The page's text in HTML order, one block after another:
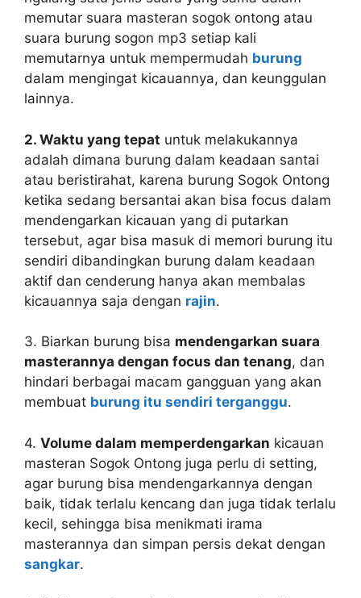
memutar suara masteran sogok ontong atau
suara burung sogon mp3 setiap kali
memutarnya untuk mempermudah burung
dalam mengingat kicauannya, dan keunggulan
lainnya.
2. Waktu yang tepat untuk melakukannya
adalah dimana burung dalam keadaan santai
atau beristirahat, karena burung Sogok Ontong
ketika sedang bersantai akan bisa focus dalam
mendengarkan kicauan yang di putarkan
tersebut, agar bisa masuk di memori burung itu
sendiri dibandingkan burung dalam keadaan
aktif dan cenderung hanya akan membalas
kicauannya saja dengan rajin.
3. Biarkan burung bisa mendengarkan suara
masterannya dengan focus dan tenang, dan
hindari berbagai macam gangguan yang akan
membuat burung itu sendiri terganggu.
4. Volume dalam memperdengarkan kicauan
masteran Sogok Ontong juga perlu di setting,
agar burung bisa mendengarkannya dengan
baik, tidak terlalu kencang dan juga tidak terlalu
kecil, sehingga bisa menikmati irama
masterannya dan simpan persis dekat dengan
sangkar.